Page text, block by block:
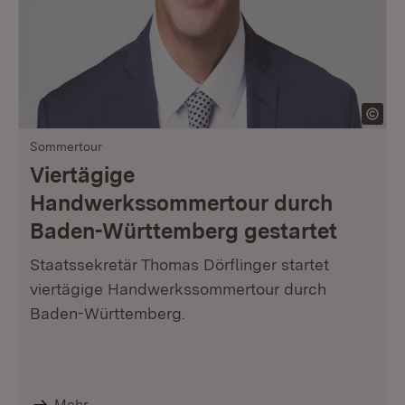
Sommertour
Viertägige
Handwerkssommertour durch
Baden-Württemberg gestartet
Staatssekretär Thomas Dörflinger startet
viertägige Handwerkssommertour durch
Baden-Württemberg.